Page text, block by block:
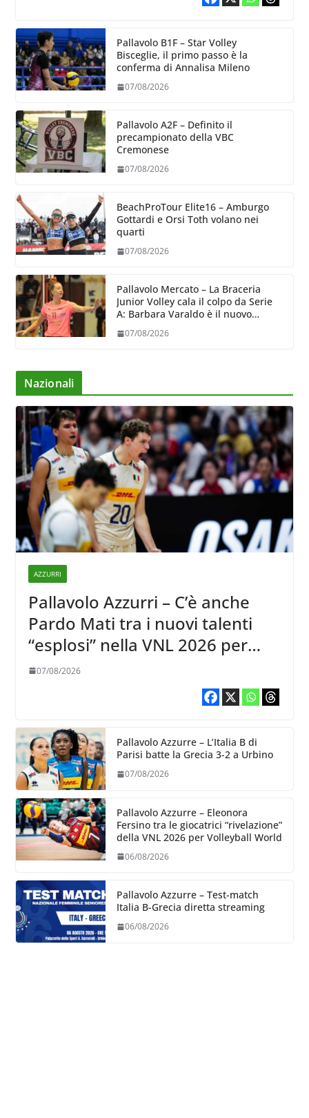
Pallavolo B1F – Star Volley
Bisceglie, il primo passo è la
conferma di Annalisa Mileno
07/08/2026
Pallavolo A2F – Definito il
precampionato della VBC
Cremonese
07/08/2026
BeachProTour Elite16 – Amburgo
Gottardi e Orsi Toth volano nei
quarti
07/08/2026
Pallavolo Mercato – La Braceria
Junior Volley cala il colpo da Serie
A: Barbara Varaldo è il nuovo
07/08/2026
Nazionali
AZZURRI
Pallavolo Azzurri – C’è anche
Pardo Mati tra i nuovi talenti
“esplosi” nella VNL 2026 per
Volleyball World
07/08/2026
Pallavolo Azzurre – L’Italia B di
Parisi batte la Grecia 3-2 a Urbino
07/08/2026
Pallavolo Azzurre – Eleonora
Fersino tra le giocatrici “rivelazione”
della VNL 2026 per Volleyball World
06/08/2026
Pallavolo Azzurre – Test-match
Italia B-Grecia diretta streaming
06/08/2026